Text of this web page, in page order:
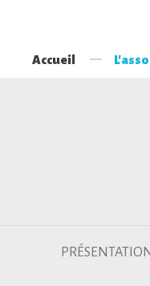
Accueil
PRÉSENTATION